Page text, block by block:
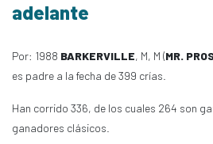
adelante
Por: 1988 BARKERVILLE, M, M (MR.
es padre a la fecha de 399 crías.
Han corrido 336, de los cuales 264 son
ganadores clásicos.